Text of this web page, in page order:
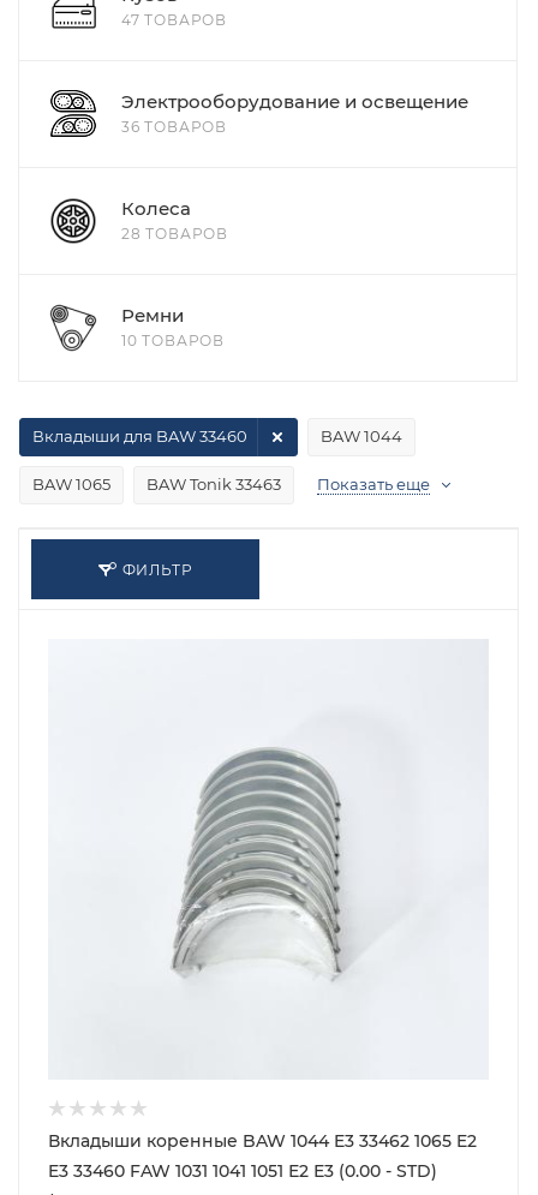
47 ТОВАРОВ
Электрооборудование и освещение
36 ТОВАРОВ
Колеса
28 ТОВАРОВ
Ремни
10 ТОВАРОВ
BAW 1044
BAW 1065 BAW Tonik 33463
Вкладыши для BAW 33460
Показать еще
ФИЛЬТР
Вкладыши коренные BAW 1044 E3 33462 1065 E2
E3 33460 FAW 1031 1041 1051 Е2 Е3 (0.00 - STD)